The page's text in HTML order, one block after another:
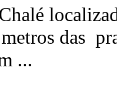
das
...